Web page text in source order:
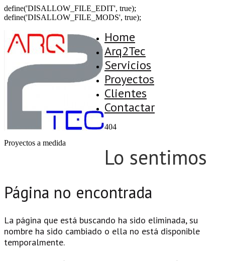
define('DISALLOW_FILE_EDIT', true);
define('DISALLOW_FILE_MODS', true);
Proyectos a medida
Home
Arq2Tec
Servicios
Proyectos
Clientes
Contactar
404
Lo sentimos
Página no encontrada
La página que está buscando ha sido eliminada, su
nombre ha sido cambiado o ella no está disponible
temporalmente.